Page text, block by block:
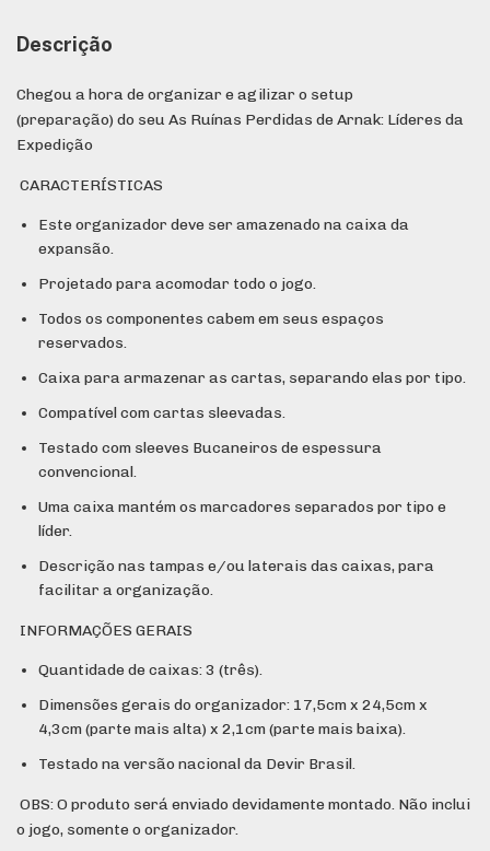
Descrição
Chegou a hora de organizar e agilizar o setup
(preparação) do seu As Ruínas Perdidas de Arnak: Líderes da
Expedição
CARACTERÍSTICAS
Este organizador deve ser amazenado na caixa da
expansão.
Projetado para acomodar todo o jogo.
Todos os componentes cabem em seus espaços
reservados.
Caixa para armazenar as cartas, separando elas por tipo.
Compatível com cartas sleevadas.
Testado com sleeves Bucaneiros de espessura
convencional.
Uma caixa mantém os marcadores separados por tipo e
líder.
Descrição nas tampas e/ou laterais das caixas, para
facilitar a organização.
INFORMAÇÕES GERAIS
Quantidade de caixas: 3 (três).
Dimensões gerais do organizador: 17,5cm x 24,5cm x
4,3cm (parte mais alta) x 2,1cm (parte mais baixa).
Testado na versão nacional da Devir Brasil.
OBS: O produto será enviado devidamente montado. Não inclui
o jogo, somente o organizador.